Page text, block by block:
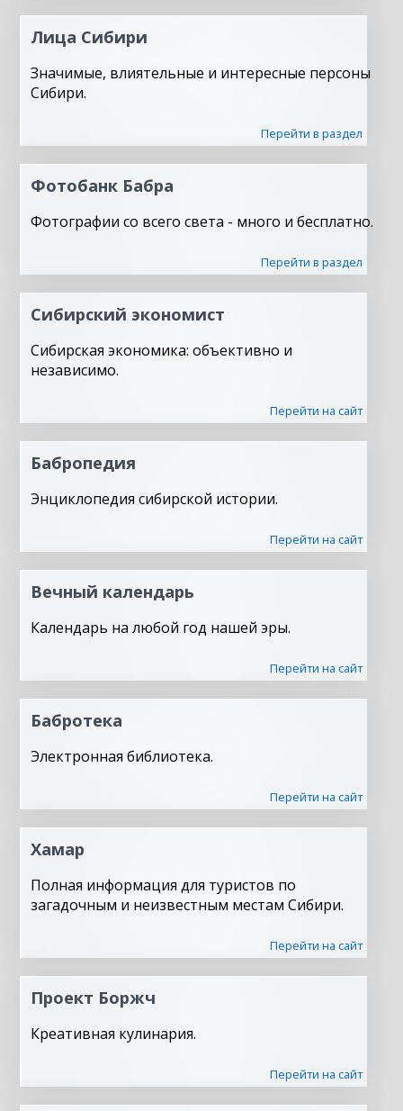
Лица Сибири
Значимые, влиятельные и интересные персоны
Сибири.
Перейти в раздел
Фотобанк Бабра
Фотографии со всего света - много и бесплатно.
Перейти в раздел
Сибирский экономист
Сибирская экономика: объективно и
независимо.
Перейти на сайт
Бабропедия
Энциклопедия сибирской истории.
Перейти на сайт
Вечный календарь
Календарь на любой год нашей эры.
Перейти на сайт
Бабротека
Электронная библиотека.
Перейти на сайт
Хамар
Полная информация для туристов по
загадочным и неизвестным местам Сибири.
Перейти на сайт
Проект Боржч
Креативная кулинария.
Перейти на сайт